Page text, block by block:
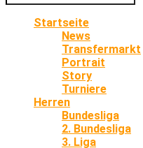
Startseite
News
Transfermarkt
Portrait
Story
Turniere
Herren
Bundesliga
2. Bundesliga
3. Liga